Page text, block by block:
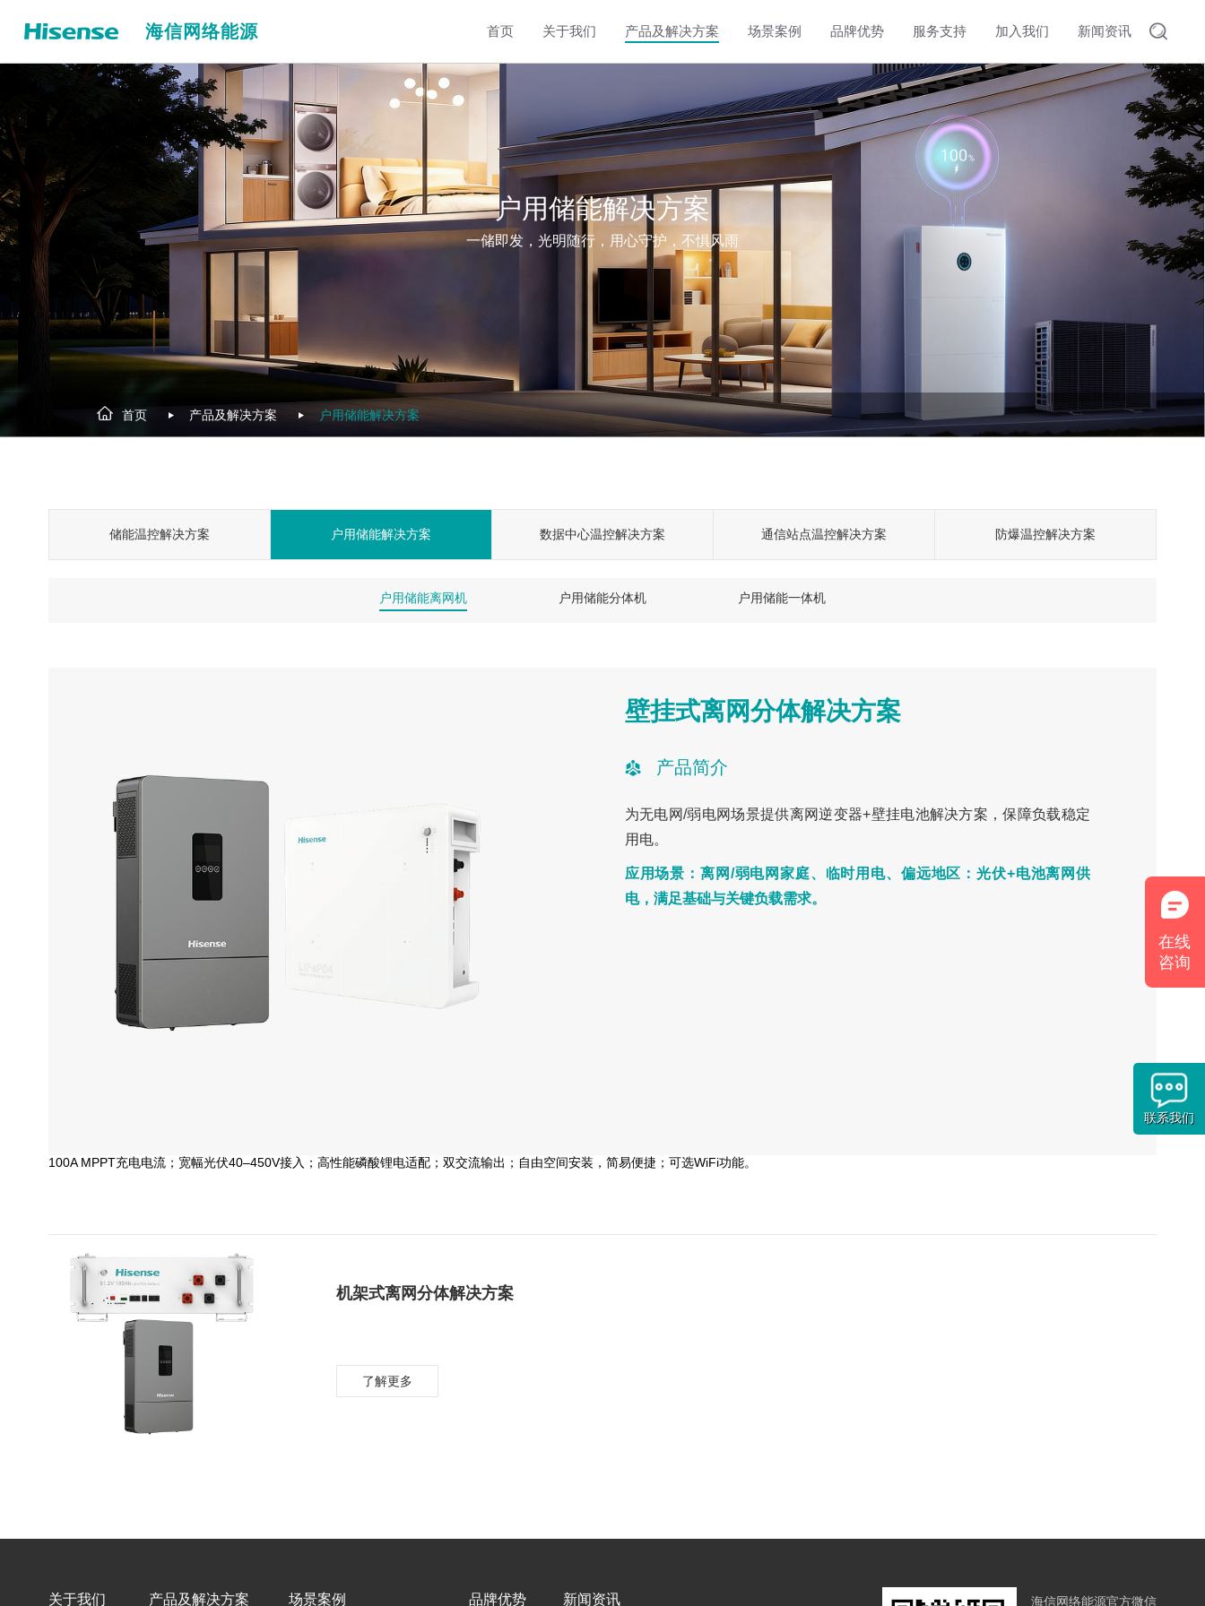
海信网络能源 首页 关于我们 产品及解决方案
户用储能解决方案
数据中心温控解决方案
通信站点温控解决方案
防爆温控解决方案
大型储能温控解决方案
80kW立式储能温控液冷机组
80kW横置式储能温控液冷机组
60kW立式储能温控液冷机组
40kW立式储能温控液冷机组
30kW立式储能温控液冷机组
工商储能温控解决方案
8kW立式液冷储能温控机组
5kW卧式液冷储能温控机组
3kW卧式液冷储能温控机组
场景案例 品牌优势 服务支持 加入我们 新闻资讯
户用储能解决方案
一储即发，光明随行，用心守护，不惧风雨
首页 产品及解决方案 户用储能解决方案
储能温控解决方案 户用储能解决方案 数据中心温控解决方案 通信站点温控解决方案 防爆温控解决方案
户用储能离网机 户用储能分体机 户用储能一体机
壁挂式离网分体解决方案
产品简介
为无电网/弱电网场景提供离网逆变器+壁挂电池解决方案，保障负载稳定
用电。
应用场景：离网/弱电网家庭、临时用电、偏远地区：光伏+电池离网供
电，满足基础与关键负载需求。
100A MPPT充电电流；宽幅光伏40–450V接入；高性能磷酸锂电适配；双交流输出；自由空间安装，简易便捷；可选WiFi功能。
机架式离网分体解决方案
了解更多
联系我们
关于我们 产品及解决方案 场景案例 品牌优势 新闻资讯 海信网络能源官方微信
在线
咨询